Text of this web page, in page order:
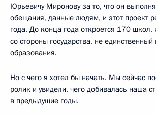
Юрьевичу Миронову за то, что он
обещания, данные людям, и этот проект
года. До конца года откроется 170 школ,
со стороны государства, не
образования.
Но с чего я хотел бы начать. Мы сейчас
ролик и увидели, чего добивалась наша
в предыдущие годы.